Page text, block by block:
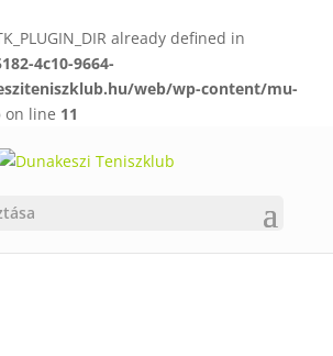
already defined in
4c10-9664-
web/wp-content/mu-
on line 11